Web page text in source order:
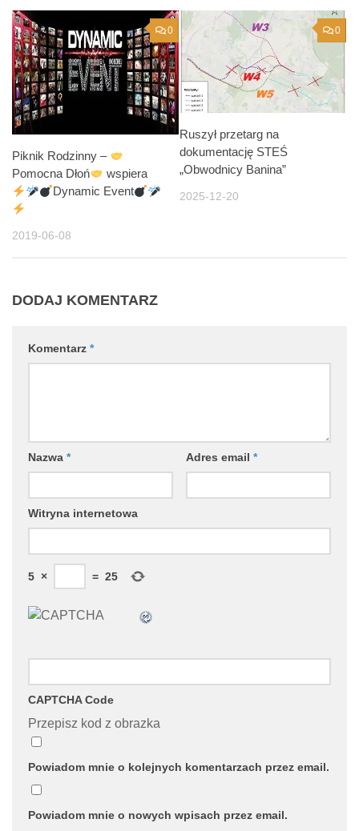
0
Piknik Rodzinny –
Pomocna Dłoń
wspiera
Dynamic Event
2019-06-08
0
Ruszył przetarg na
dokumentację STEŚ
„Obwodnicy Banina”
2025-12-20
DODAJ KOMENTARZ
Komentarz *
Nazwa * Adres email *
Witryna internetowa
5 × = 25
CAPTCHA Code
Przepisz kod z obrazka
Powiadom mnie o kolejnych komentarzach przez email.
Powiadom mnie o nowych wpisach przez email.